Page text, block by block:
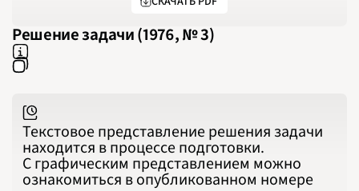
Решение задачи (1976, № 3)
Текстовое представление решения задачи
находится в процессе подготовки.
С графическим представлением можно
ознакомиться в опубликованном номере